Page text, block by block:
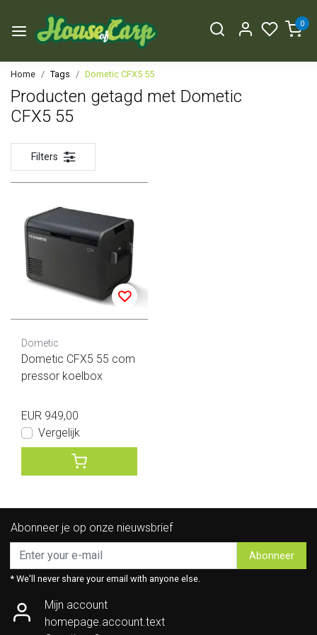
0
Home Tags Dometic CFX5 55
Producten getagd met Dometic
CFX5 55
Filters
Dometic
Dometic CFX5 55 com
pressor koelbox
EUR 949,00
Vergelijk
Abonneer je op onze nieuwsbrief
Abonneer
* We'll never share your email with anyone else.
Mijn account
homepage.account.text